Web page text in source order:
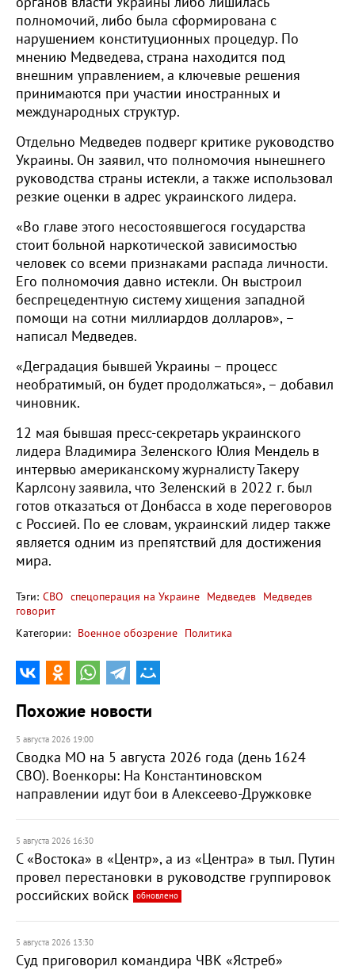
полномочий, либо была сформирована с
нарушением конституционных процедур. По
мнению Медведева, страна находится под
внешним управлением, а ключевые решения
принимаются при участии иностранных и
международных структур.
Отдельно Медведев подверг критике руководство
Украины. Он заявил, что полномочия нынешнего
руководства страны истекли, а также использовал
резкие оценки в адрес украинского лидера.
«Во главе этого несостоявшегося государства
стоит больной наркотической зависимостью
человек со всеми признаками распада личности.
Его полномочия давно истекли. Он выстроил
беспрецедентную систему хищения западной
помощи на сотни миллиардов долларов», –
написал Медведев.
«Деградация бывшей Украины – процесс
необратимый, он будет продолжаться», – добавил
чиновник.
12 мая бывшая пресс-секретарь украинского
лидера Владимира Зеленского Юлия Мендель в
интервью американскому журналисту Такеру
Карлсону заявила, что Зеленский в 2022 г. был
готов отказаться от Донбасса в ходе переговоров
с Россией. По ее словам, украинский лидер также
является одним из препятствий для достижения
мира.
Тэги: СВО спецоперация на Украине Медведев Медведев
говорит
Категории: Военное обозрение Политика
Похожие новости
5 августа 2026 19:00
Сводка МО на 5 августа 2026 года (день 1624
СВО). Военкоры: На Константиновском
направлении идут бои в Алексеево-Дружковке
5 августа 2026 16:30
С «Востока» в «Центр», а из «Центра» в тыл. Путин
провел перестановки в руководстве группировок
российских войск
обновлено
5 августа 2026 13:30
Суд приговорил командира ЧВК «Ястреб»